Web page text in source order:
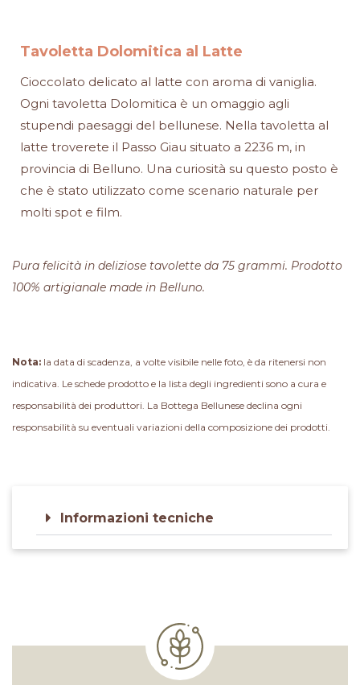
Tavoletta Dolomitica al Latte
Cioccolato delicato al latte con aroma di vaniglia.
Ogni tavoletta Dolomitica è un omaggio agli
stupendi paesaggi del bellunese. Nella tavoletta al
latte troverete il Passo Giau situato a 2236 m, in
provincia di Belluno. Una curiosità su questo posto è
che è stato utilizzato come scenario naturale per
molti spot e film.
Pura felicità in deliziose tavolette da 75 grammi. Prodotto
100% artigianale made in Belluno.
Nota: la data di scadenza, a volte visibile nelle foto, è da ritenersi non
indicativa. Le schede prodotto e la lista degli ingredienti sono a cura e
responsabilità dei produttori. La Bottega Bellunese declina ogni
responsabilità su eventuali variazioni della composizione dei prodotti.
Informazioni tecniche